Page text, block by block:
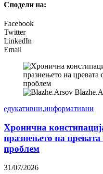
Сподели на:
Facebook
Twitter
LinkedIn
Email
едукативни,информативни
Хронична
празнењето на цревата
проблем
31/07/2026